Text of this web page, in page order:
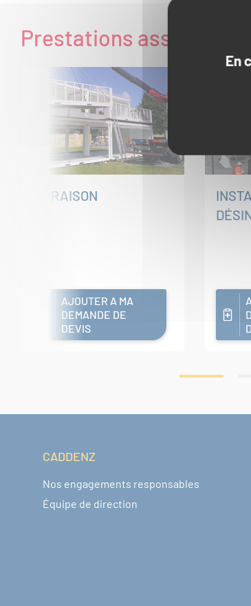
Prestations associées
LIVRAISON
AJOUTER A MA
DEMANDE DE
DEVIS
Navigation pied de page
CADDENZ
Nos engagements responsables
Équipe de direction
En